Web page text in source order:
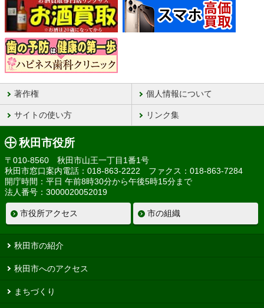
著作権 個人情報について
サイトの使い方 リンク集
秋田市役所
〒010-8560 秋田市山王一丁目1番1号
秋田市窓口案内電話：018-863-2222 ファクス：018-863-7284
開庁時間：平日 午前8時30分から午後5時15分まで
法人番号：3000020052019
市役所アクセス 市の組織
秋田市の紹介
秋田市へのアクセス
まちづくり